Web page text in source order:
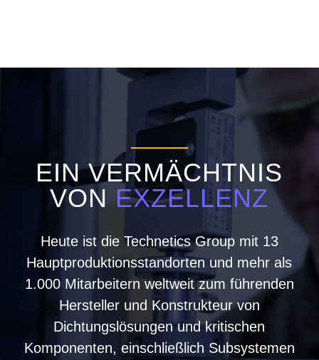
EIN VERMÄCHTNIS
VONEXZELLENZ
Heute ist die Technetics Group mit 13
Hauptproduktionsstandorten und mehr als
1.000 Mitarbeitern weltweit zum führenden
Hersteller und Konstrukteur von
Dichtungslösungen und kritischen
Komponenten, einschließlich Subsystemen